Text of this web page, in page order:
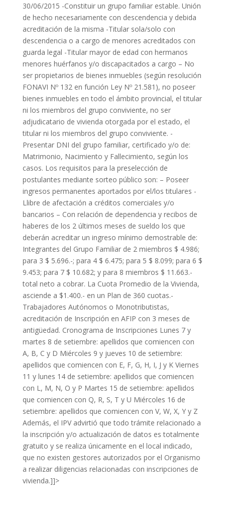
30/06/2015 -Constituir un grupo familiar estable. Unión
de hecho necesariamente con descendencia y debida
acreditación de la misma -Titular sola/solo con
descendencia o a cargo de menores acreditados con
guarda legal -Titular mayor de edad con hermanos
menores huérfanos y/o discapacitados a cargo – No
ser propietarios de bienes inmuebles (según resolución
FONAVI Nº 132 en función Ley Nº 21.581), no poseer
bienes inmuebles en todo el ámbito provincial, el titular
ni los miembros del grupo conviviente, no ser
adjudicatario de vivienda otorgada por el estado, el
titular ni los miembros del grupo conviviente. -
Presentar DNI del grupo familiar, certificado y/o de:
Matrimonio, Nacimiento y Fallecimiento, según los
casos. Los requisitos para la preselección de
postulantes mediante sorteo público son: – Poseer
ingresos permanentes aportados por el/los titulares -
Llibre de afectación a créditos comerciales y/o
bancarios – Con relación de dependencia y recibos de
haberes de los 2 últimos meses de sueldo los que
deberán acreditar un ingreso mínimo demostrable de:
Integrantes del Grupo Familiar de 2 miembros $ 4.986;
para 3 $ 5.696.-; para 4 $ 6.475; para 5 $ 8.099; para 6 $
9.453; para 7 $ 10.682; y para 8 miembros $ 11.663.-
total neto a cobrar. La Cuota Promedio de la Vivienda,
asciende a $1.400.- en un Plan de 360 cuotas.-
Trabajadores Autónomos o Monotributistas,
acreditación de Inscripción en AFIP con 3 meses de
antigüedad. Cronograma de Inscripciones Lunes 7 y
martes 8 de setiembre: apellidos que comiencen con
A, B, C y D Miércoles 9 y jueves 10 de setiembre:
apellidos que comiencen con E, F, G, H, I, J y K Viernes
11 y lunes 14 de setiembre: apellidos que comiencen
con L, M, N, O y P Martes 15 de setiembre: apellidos
que comiencen con Q, R, S, T y U Miércoles 16 de
setiembre: apellidos que comiencen con V, W, X, Y y Z
Además, el IPV advirtió que todo trámite relacionado a
la inscripción y/o actualización de datos es totalmente
gratuito y se realiza únicamente en el local indicado,
que no existen gestores autorizados por el Organismo
a realizar diligencias relacionadas con inscripciones de
vivienda.]]>